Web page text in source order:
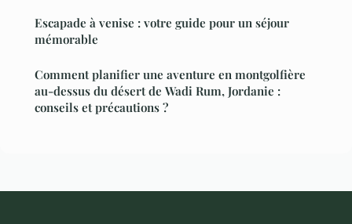
Escapade à venise : votre guide pour un séjour
mémorable
Comment planifier une aventure en montgolfière
au-dessus du désert de Wadi Rum, Jordanie :
conseils et précautions ?